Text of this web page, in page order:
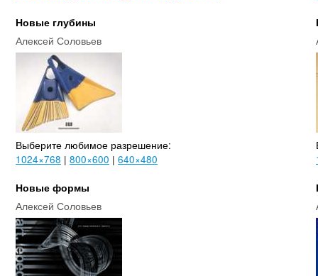
Новые глубины
Алексей Соловьев
Выберите любимое разрешение:
1024×768 | 800×600 | 640×480
Новые формы
Алексей Соловьев